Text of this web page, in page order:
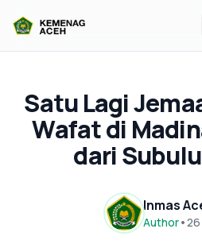
Satu Lagi
Wafat di
dari
Inmas
Author•26